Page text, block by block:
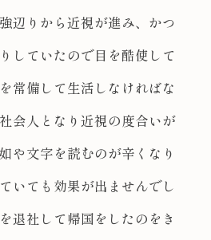
辺りから近視が進み、かつ
していたので目を酷使して
常備して生活しなければな
会人となり近視の度合いが
や文字を読むのが辛くなり
いても効果が出ませんでし
退社して帰国をしたのをき